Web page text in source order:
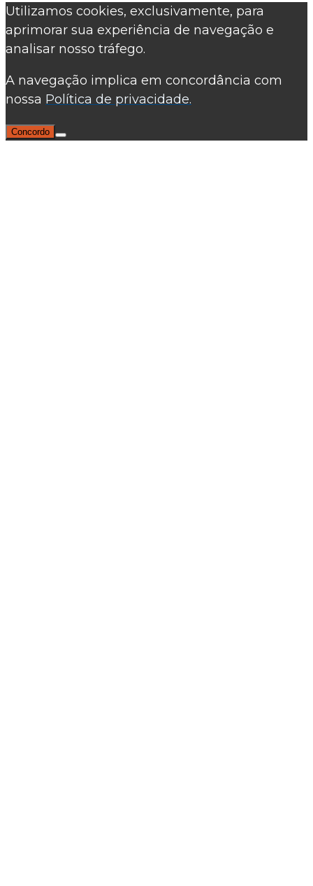
Utilizamos cookies, exclusivamente, para
aprimorar sua experiência de navegação e
analisar nosso tráfego.
A navegação implica em concordância com
nossa Política de privacidade.
Concordo